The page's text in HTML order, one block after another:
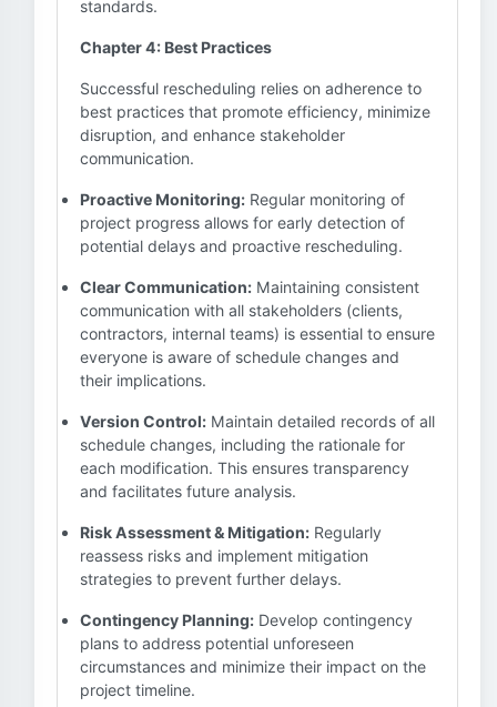
standards.
Chapter 4: Best Practices
Successful rescheduling relies on adherence to
best practices that promote efficiency, minimize
disruption, and enhance stakeholder
communication.
Proactive Monitoring: Regular monitoring of
project progress allows for early detection of
potential delays and proactive rescheduling.
Clear Communication: Maintaining consistent
communication with all stakeholders (clients,
contractors, internal teams) is essential to ensure
everyone is aware of schedule changes and
their implications.
Version Control: Maintain detailed records of all
schedule changes, including the rationale for
each modification. This ensures transparency
and facilitates future analysis.
Risk Assessment & Mitigation: Regularly
reassess risks and implement mitigation
strategies to prevent further delays.
Contingency Planning: Develop contingency
plans to address potential unforeseen
circumstances and minimize their impact on the
project timeline.